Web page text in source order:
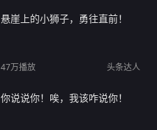
悬崖上的小狮子，勇往直前！
47万播放 头条达人
你说说你！唉，我该咋说你！